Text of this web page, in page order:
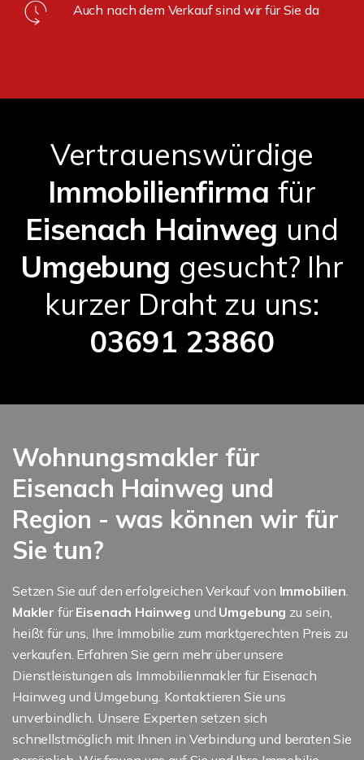
Auch nach dem Verkauf sind wir für Sie da
Vertrauenswürdige
Immobilienfirma für
Eisenach Hainweg und
Umgebung gesucht? Ihr
kurzer Draht zu uns:
03691 23860
Wohnungsmakler für
Eisenach Hainweg und
Region - was können wir für
Sie tun?
Setzen Sie auf den erfolgreichen Verkauf von Immobilien
Makler fürEisenach Hainweg und Umgebung zu sein,
heißt für uns, Ihre Immobilie zum marktgerechten Preis zu
verkaufen. Erfahren Sie gern mehr über unsere
Dienstleistungen als Immobilienmakler für Eisenach
Hainweg und Umgebung. Kontaktieren Sie uns
unverbindlich. Unsere Experten setzen sich
schnellstmöglich mit Ihnen in Verbindung und beraten Sie